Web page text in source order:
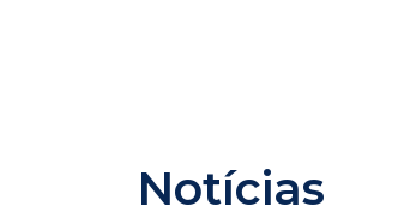
Notícias